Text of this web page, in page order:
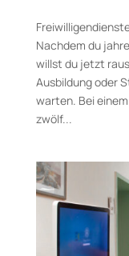
Nachdem du
willst du jetzt
Ausbildung oder
warten. Bei
zwölf...